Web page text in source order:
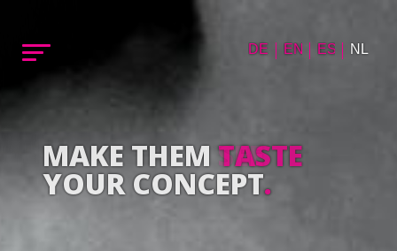
DE EN ES NL
MAKE THEMTASTE
YOUR CONCEPT.